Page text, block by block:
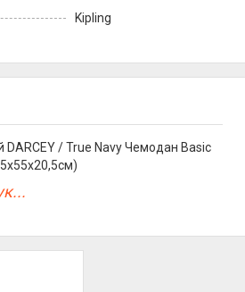
Kipling
DARCEY / True Navy Чемодан Basic